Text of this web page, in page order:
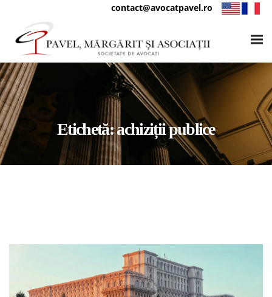
contact@avocatpavel.ro
Etichetă:achiziții publice